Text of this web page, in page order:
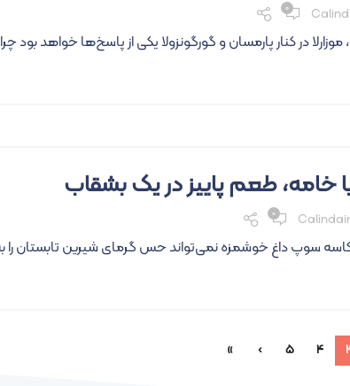
۰
در کنار پارمسان و گورگونزولا یکی از پاسخ‌ها خواهد بود
خامه، طعم پاییز در یک بشقاب
۰
سوپ داغ خوشمزه نمی‌تواند حس گرمای شیرین تابستان را
4
5
›
»